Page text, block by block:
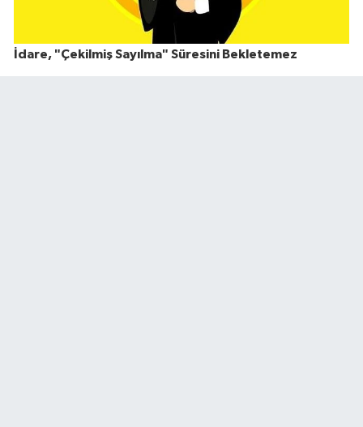
İdare, "Çekilmiş Sayılma" Süresini Bekletemez